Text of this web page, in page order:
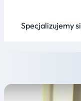
Specjalizujemy